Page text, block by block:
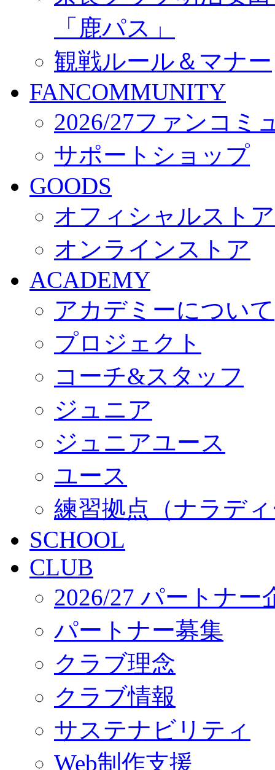
「鹿パス」
観戦ルール＆マナー
FANCOMMUNITY
2026/27ファンコミ
サポートショップ
GOODS
オフィシャルスト
オンラインストア
ACADEMY
アカデミーについて
プロジェクト
コーチ&スタッフ
ジュニア
ジュニアユース
ユース
練習拠点（ナラデ
SCHOOL
CLUB
2026/27 パートナー
パートナー募集
クラブ理念
クラブ情報
サステナビリティ
Web制作支援